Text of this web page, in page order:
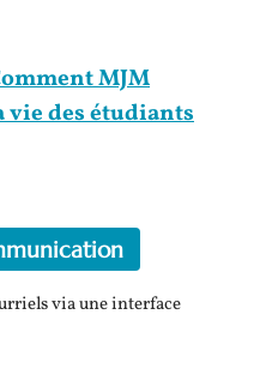
MJM
des étudiants
via une interface